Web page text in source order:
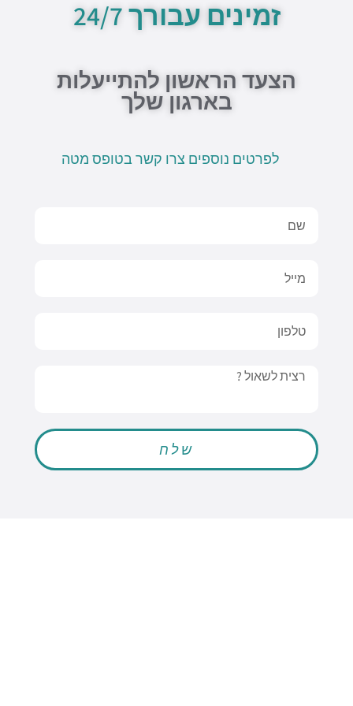
זמינים עבורך 24/7
הצעד הראשון להתייעלות
בארגון שלך
לפרטים נוספים צרו קשר בטופס מטה
Message
שלח
o
k
p
e
p
e